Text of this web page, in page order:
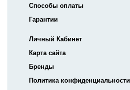
Способы оплаты
Гарантии
Личный Кабинет
Карта сайта
Бренды
Политика конфиденциальности